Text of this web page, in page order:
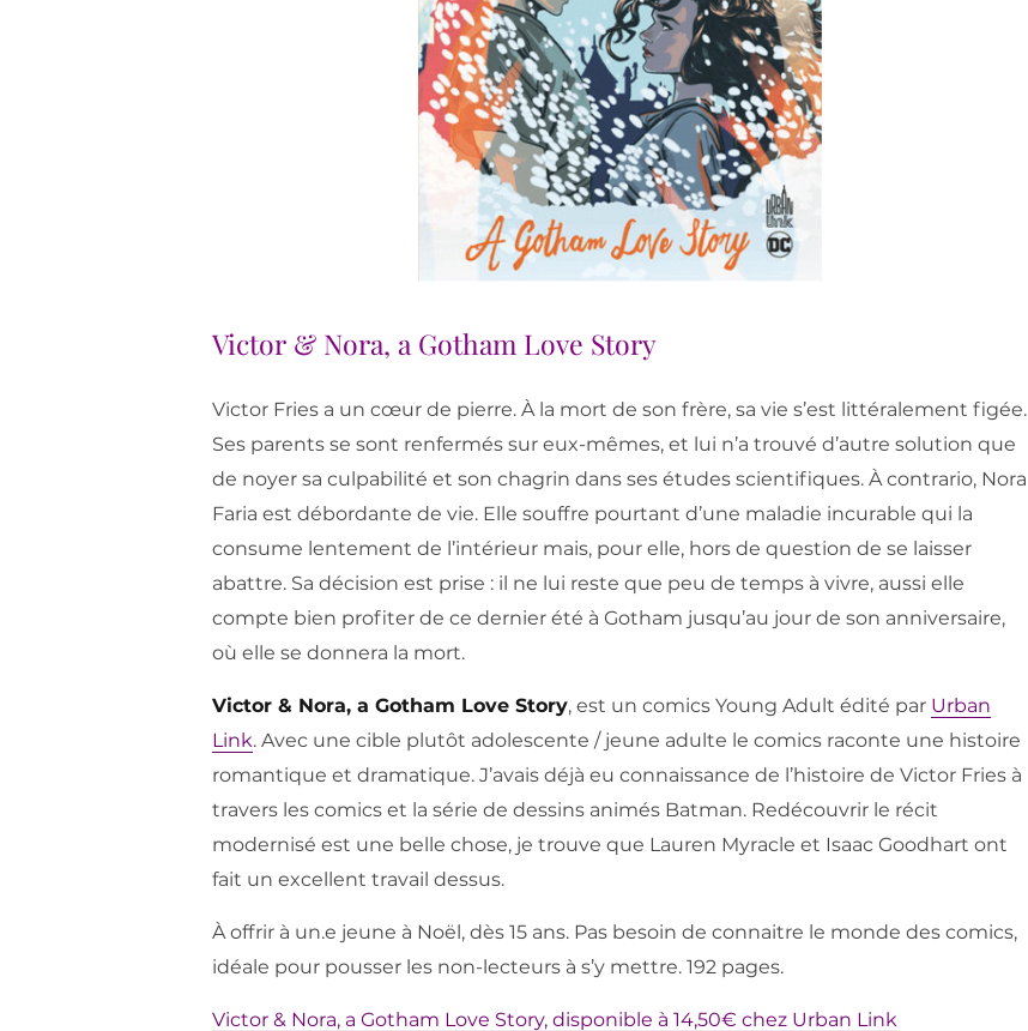
Victor & Nora, a Gotham Love Story
Victor Fries a un cœur de pierre. À la mort de son frère, sa vie s’est littéralement figée.
Ses parents se sont renfermés sur eux-mêmes, et lui n’a trouvé d’autre solution que
de noyer sa culpabilité et son chagrin dans ses études scientifiques. À contrario, Nora
Faria est débordante de vie. Elle souffre pourtant d’une maladie incurable qui la
consume lentement de l’intérieur mais, pour elle, hors de question de se laisser
abattre. Sa décision est prise : il ne lui reste que peu de temps à vivre, aussi elle
compte bien profiter de ce dernier été à Gotham jusqu’au jour de son anniversaire,
où elle se donnera la mort.
Victor & Nora, a Gotham Love Story, est un comics Young Adult édité par Urban
Link. Avec une cible plutôt adolescente / jeune adulte le comics raconte une histoire
romantique et dramatique. J’avais déjà eu connaissance de l’histoire de Victor Fries à
travers les comics et la série de dessins animés Batman. Redécouvrir le récit
modernisé est une belle chose, je trouve que Lauren Myracle et Isaac Goodhart ont
fait un excellent travail dessus.
À offrir à un.e jeune à Noël, dès 15 ans. Pas besoin de connaitre le monde des comics,
idéale pour pousser les non-lecteurs à s’y mettre. 192 pages.
Victor & Nora, a Gotham Love Story, disponible à 14,50€ chez Urban Link